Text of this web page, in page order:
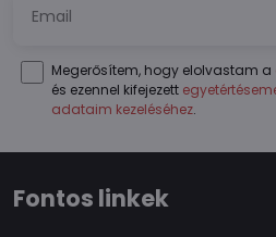
Megerősítem, hogy elolvastam a
és ezennel kifejezett
adataim kezeléséhez.
Fontos linkek